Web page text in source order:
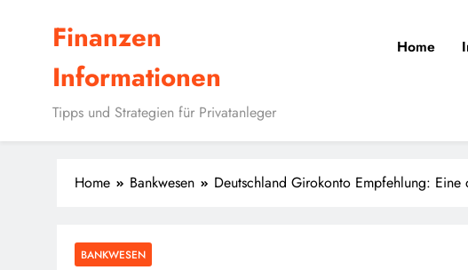
Finanzen
Informationen
Tipps und Strategien für Privatanleger
Home
Home Bankwesen Deutschland Girokonto Empfehlung:
BANKWESEN